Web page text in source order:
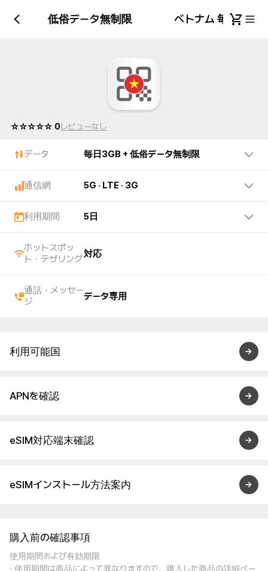
3GB + 低俗データ無制限 ベトナム 毎日
☆☆☆☆☆ 0レビューなし
データ 毎日3GB + 低俗データ無制限
通信網 5G · LTE · 3G
利用期間 5日
ホットスポッ
ト・テザリング
対応
通話・メッセー
ジ
データ専用
利用可能国
APNを確認
eSIM対応端末確認
eSIMインストール方法案内
購入前の確認事項
使用期間および有効期限
· 使用期間は商品によって異なりますので、購入した商品の詳細ペー